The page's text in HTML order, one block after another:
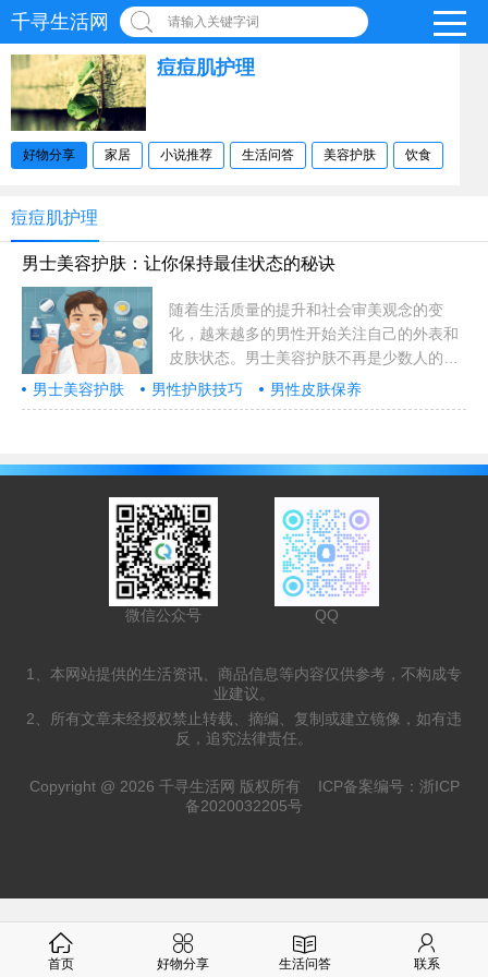
千寻生活网 请输入关键字词
痘痘肌护理
好物分享 家居 小说推荐 生活问答 美容护肤 饮食
痘痘肌护理
男士美容护肤：让你保持最佳状态的秘诀
随着生活质量的提升和社会审美观念的变
化，越来越多的男性开始关注自己的外表和
皮肤状态。男士美容护肤不再是少数人的专
属，已经成为当代男性日常护理的重要部
分。本文将为你详细介绍一些简单实用的男
男士美容护肤 男性护肤技巧
男性皮肤保养
男性防晒护理
痘痘肌护理
微信公众号 QQ
1、本网站提供的生活资讯、商品信息等内容仅供参考，不构成专
业建议。
2、所有文章未经授权禁止转载、摘编、复制或建立镜像，如有违
反，追究法律责任。
Copyright @ 2026 千寻生活网 版权所有 ICP备案编号：浙ICP
备2020032205号
首页 好物分享 生活问答 联系